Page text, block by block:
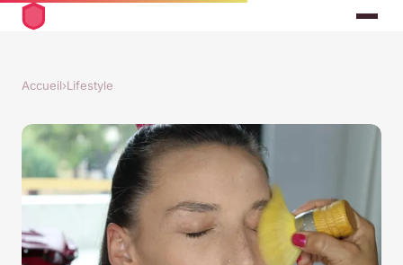
Accueil›Lifestyle